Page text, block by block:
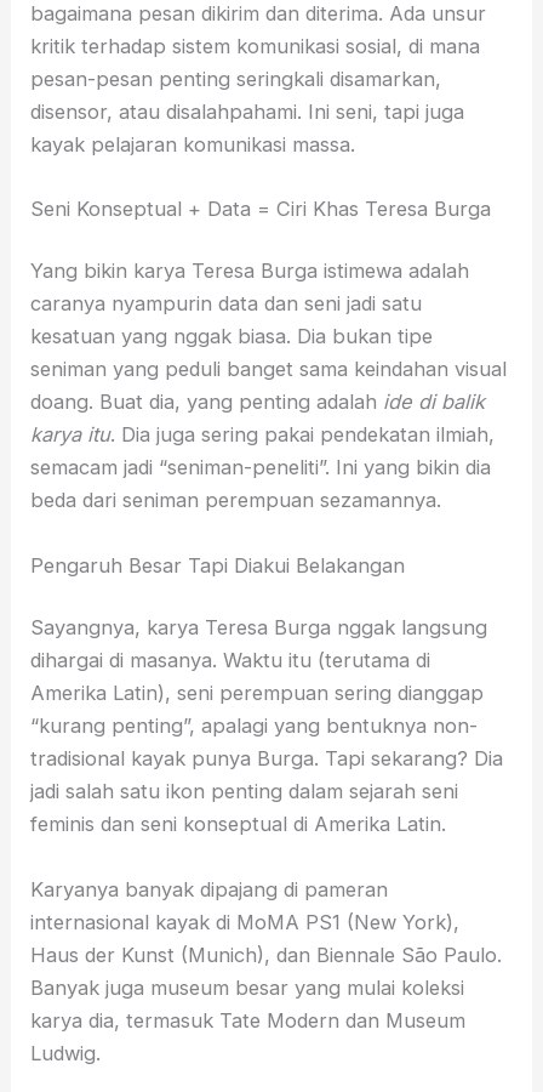
bagaimana pesan dikirim dan diterima. Ada unsur
kritik terhadap sistem komunikasi sosial, di mana
pesan-pesan penting seringkali disamarkan,
disensor, atau disalahpahami. Ini seni, tapi juga
kayak pelajaran komunikasi massa.
Seni Konseptual + Data = Ciri Khas Teresa Burga
Yang bikin karya Teresa Burga istimewa adalah
caranya nyampurin data dan seni jadi satu
kesatuan yang nggak biasa. Dia bukan tipe
seniman yang peduli banget sama keindahan visual
doang. Buat dia, yang penting adalah ide di balik
karya itu. Dia juga sering pakai pendekatan ilmiah,
semacam jadi “seniman-peneliti”. Ini yang bikin dia
beda dari seniman perempuan sezamannya.
Pengaruh Besar Tapi Diakui Belakangan
Sayangnya, karya Teresa Burga nggak langsung
dihargai di masanya. Waktu itu (terutama di
Amerika Latin), seni perempuan sering dianggap
“kurang penting”, apalagi yang bentuknya non-
tradisional kayak punya Burga. Tapi sekarang? Dia
jadi salah satu ikon penting dalam sejarah seni
feminis dan seni konseptual di Amerika Latin.
Karyanya banyak dipajang di pameran
internasional kayak di MoMA PS1 (New York),
Haus der Kunst (Munich), dan Biennale São Paulo.
Banyak juga museum besar yang mulai koleksi
karya dia, termasuk Tate Modern dan Museum
Ludwig.